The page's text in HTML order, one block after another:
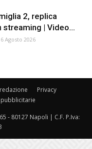
2, replica
| Video...
6 Agosto 2026
Privacy
- 80127 Napoli | C.F. P.Iva: